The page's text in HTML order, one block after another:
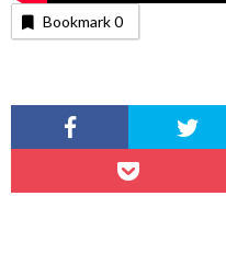
Bookmark0